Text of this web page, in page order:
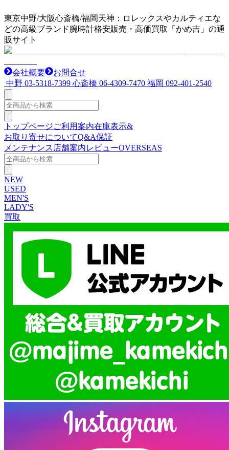
東京中野/大阪心斎橋/福岡天神：ロレックスやカルティエな
どの高級ブランド腕時計格安販売・高価買取「かめ吉」の通
販サイト
会社概要
お問合せ
中野 03-5318-7399 心斎橋 06-4309-7470 福岡 092-401-2540
トップページご利用案内在庫表示&
お取り寄せについてQ&A保証
メンテナンス 店舗案内レビューOVERSEAS
NEW
USED
MEN'S
LADY'S
買取